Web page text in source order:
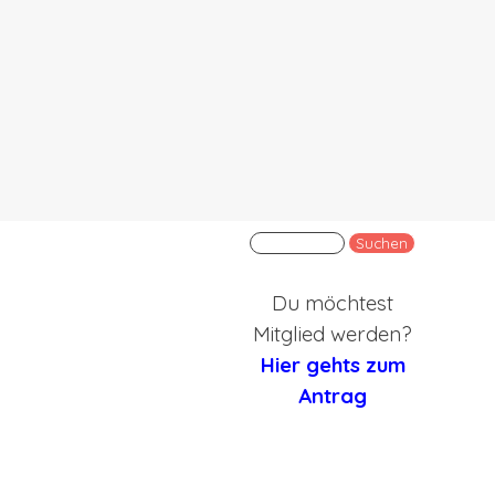
Suchen
Du möchtest
Mitglied werden?
Hier gehts zum
Antrag